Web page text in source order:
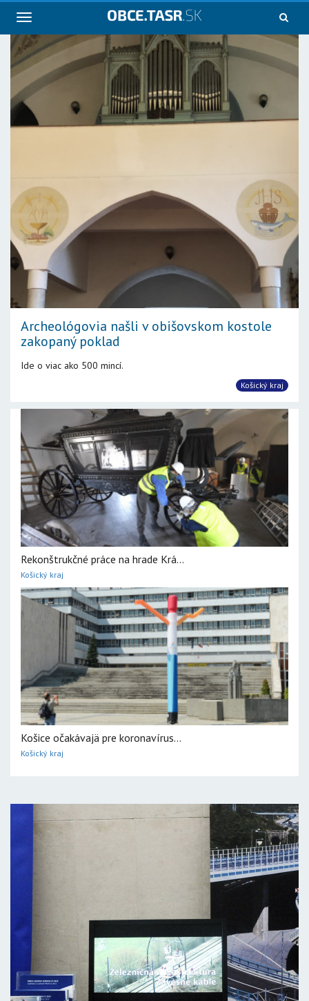
Navigácia
Archeológovia našli v obišovskom kostole
zakopaný poklad
Ide o viac ako 500 mincí.
Košický kraj
Rekonštrukčné práce na hrade Krá...
Košický kraj
Košice očakávajä pre koronavírus...
Košický kraj